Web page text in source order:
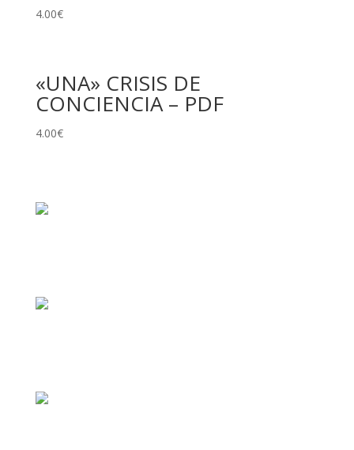
4.00€
«UNA» CRISIS DE
CONCIENCIA – PDF
4.00€